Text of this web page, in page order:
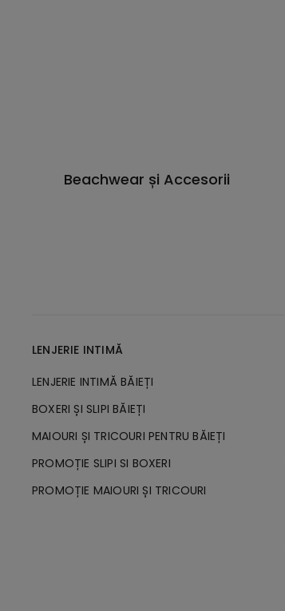
Beachwear și Accesorii
LENJERIE INTIMĂ
LENJERIE INTIMĂ BĂIEȚI
BOXERI ȘI SLIPI BĂIEȚI
MAIOURI ȘI TRICOURI PENTRU BĂIEȚI
PROMOȚIE SLIPI SI BOXERI
PROMOȚIE MAIOURI ȘI TRICOURI